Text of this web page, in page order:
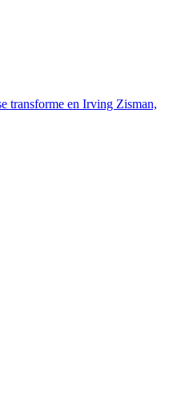
transforme en Irving Zisman,